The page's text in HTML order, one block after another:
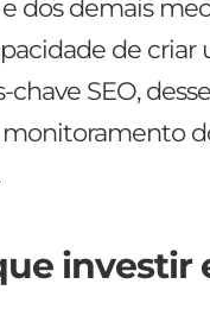
dos demais
de
chave SEO,
monitoramento
investir